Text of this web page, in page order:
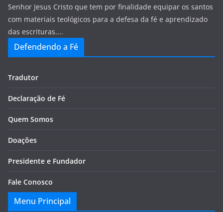
Senhor Jesus Cristo que tem por finalidade equipar os santos
com materiais teológicos para a defesa da fé e aprendizado
das escrituras....
Defendendo a Fé
Tradutor
Declaração de Fé
Quem Somos
Doações
Presidente e Fundador
Fale Conosco
Menu Principal